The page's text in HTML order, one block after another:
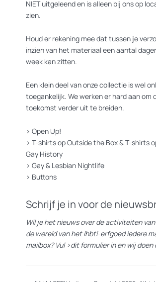
NIET uitgeleend en is alleen bij ons op
zien.
Houd er rekening mee dat tussen je
inzien van het materiaal een aantal
week kan zitten.
Een klein deel van onze collectie is wel
toegankelijk. We werken er hard aan om
toekomst verder uit te breiden.
> Open Up!
> T-shirts op Outside the Box&T-shirts
Gay History
> Gay & Lesbian Nightlife
> Buttons
Schrijf je in voor de
Wil je het nieuws over de activiteiten van
de wereld van het lhbti-erfgoed iedere
mailbox? Vul >dit formulierin en wij doen